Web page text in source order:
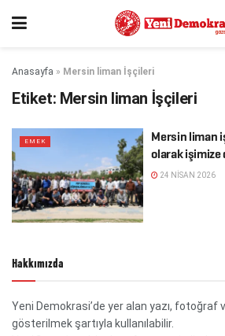
Anasayfa » Mersin liman İşçileri
Etiket: Mersin liman İşçileri
EMEK
Mersin liman
olarak işimize
24 NISAN 2026
Hakkımızda
Yeni Demokrasi’de yer alan yazı, fotoğraf
gösterilmek şartıyla kullanılabilir.